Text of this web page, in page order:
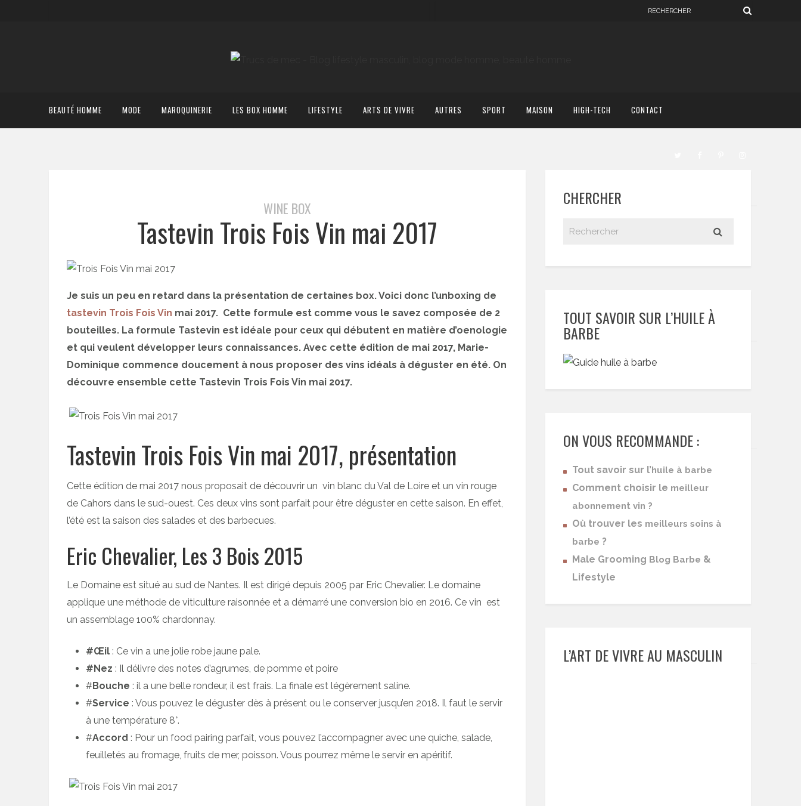
BEAUTÉ HOMME MODE MAROQUINERIE LES BOX HOMME LIFESTYLE ARTS DE VIVRE AUTRES SPORT MAISON HIGH-TECH CONTACT
WINE BOX
Tastevin Trois Fois Vin mai 2017
Je suis un peu en retard dans la présentation de certaines box. Voici donc l’unboxing de
tastevin Trois Fois Vin mai 2017. Cette formule est comme vous le savez composée de 2
bouteilles. La formule Tastevin est idéale pour ceux qui débutent en matière d’oenologie
et qui veulent développer leurs connaissances. Avec cette édition de mai 2017, Marie-
Dominique commence doucement à nous proposer des vins idéals à déguster en été. On
découvre ensemble cette Tastevin Trois Fois Vin mai 2017.
Tastevin Trois Fois Vin mai 2017, présentation
Cette édition de mai 2017 nous proposait de découvrir un vin blanc du Val de Loire et un vin rouge
de Cahors dans le sud-ouest. Ces deux vins sont parfait pour être déguster en cette saison. En effet,
l’été est la saison des salades et des barbecues.
Eric Chevalier, Les 3 Bois 2015
Le Domaine est situé au sud de Nantes. Il est dirigé depuis 2005 par Eric Chevalier. Le domaine
applique une méthode de viticulture raisonnée et a démarré une conversion bio en 2016. Ce vin est
un assemblage 100% chardonnay.
#Œil : Ce vin a une jolie robe jaune pale.
#Nez : Il délivre des notes d’agrumes, de pomme et poire
#Bouche : il a une belle rondeur, il est frais. La finale est légèrement saline.
#Service : Vous pouvez le déguster dès à présent ou le conserver jusqu’en 2018. Il faut le servir
à une température 8°.
#Accord : Pour un food pairing parfait, vous pouvez l’accompagner avec une quiche, salade,
feuilletés au fromage, fruits de mer, poisson. Vous pourrez même le servir en apéritif.
CHERCHER
TOUT SAVOIR SUR L’HUILE À
BARBE
ON VOUS RECOMMANDE :
Tout savoir sur l’huile à barbe
Comment choisir le meilleur
abonnement vin ?
Où trouver les meilleurs soins à
barbe ?
Male Grooming Blog Barbe &
Lifestyle
L’ART DE VIVRE AU MASCULIN